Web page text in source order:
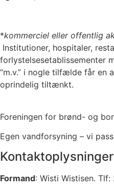
*kommerciel eller offentlig
Institutioner, hospitaler,
forlystelsesetablissementer
“m.v.” i nogle tilfælde får en
oprindelig tiltænkt.
Foreningen for brønd- og
Egen vandforsyning – vi
Kontaktoplysninger
Formand: Wisti Wistisen.